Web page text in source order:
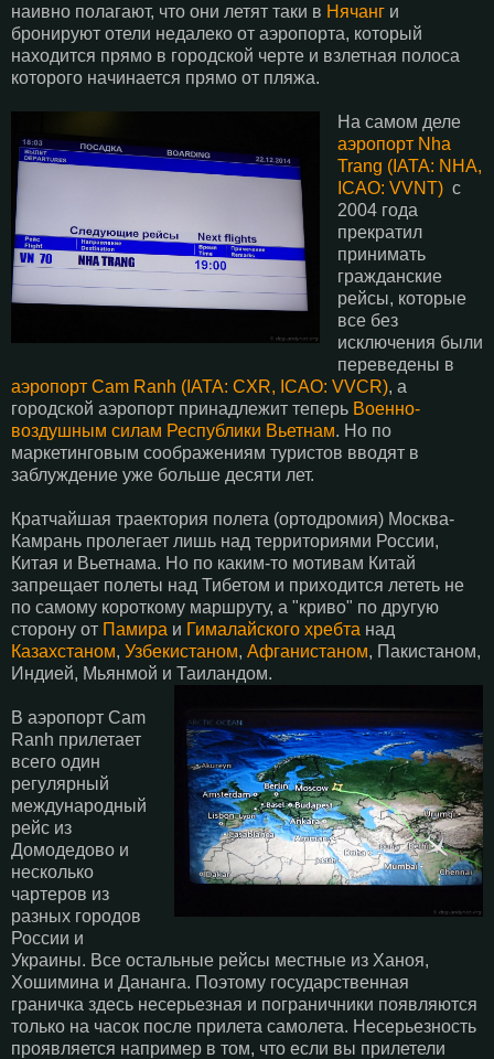
наивно полагают, что они летят таки в Нячанг и
бронируют отели недалеко от аэропорта, который
находится прямо в городской черте и взлетная полоса
которого начинается прямо от пляжа.
На самом деле
аэропорт Nha
Trang (IATA: NHA,
ICAO: VVNT)с
2004 года
прекратил
принимать
гражданские
рейсы, которые
все без
исключения были
переведены в
аэропорт Cam Ranh (IATA: CXR, ICAO: VVCR), а
городской аэропорт принадлежит теперь Военно-
воздушным силам Республики Вьетнам. Но по
маркетинговым соображениям туристов вводят в
заблуждение уже больше десяти лет.
Кратчайшая траектория полета (ортодромия) Москва-
Камрань пролегает лишь над территориями России,
Китая и Вьетнама. Но по каким-то мотивам Китай
запрещает полеты над Тибетом и приходится лететь не
по самому короткому маршруту, а "криво" по другую
сторону от Памира и Гималайского хребта над
Казахстаном, Узбекистаном, Афганистаном, Пакистаном,
Индией, Мьянмой и Таиландом.
В аэропорт Cam
Ranh прилетает
всего один
регулярный
международный
рейс из
Домодедово и
несколько
чартеров из
разных городов
России и
Украины. Все остальные рейсы местные из Ханоя,
Хошимина и Дананга. Поэтому государственная
граничка здесь несерьезная и пограничники появляются
только на часок после прилета самолета. Несерьезность
проявляется например в том, что если вы прилетели